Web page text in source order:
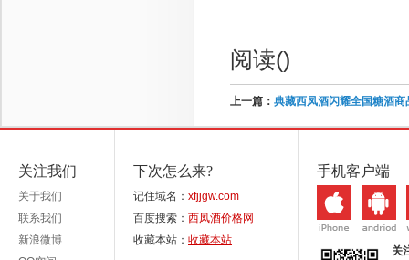
阅读()
上一篇： 典藏西凤酒闪耀全国糖酒
关注我们
关于我们
联系我们
新浪微博
下次怎么来?
记住域名： xfjjgw.com
百度搜索： 西凤酒价格网
收藏本站： 收藏本站
手机客户端
关